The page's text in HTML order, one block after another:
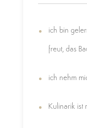
ich bin
freut, das
ich nehm
Kulinarik ist